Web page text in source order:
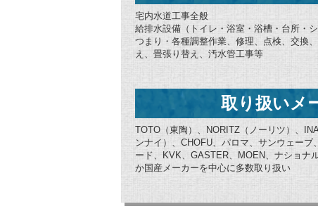
宅内水道工事全般
給排水設備（トイレ・浴室・浴槽・台所・
つまり・各種調整作業、修理、点検、交換
え、畳張り替え、汚水管工事等
取り扱いメ
TOTO（東陶）、NORITZ（ノーリツ）、
ンナイ）、CHOFU、パロマ、サンウェー
ード、KVK、GASTER、MOEN、ナショナ
か国産メーカーを中心に多数取り扱い